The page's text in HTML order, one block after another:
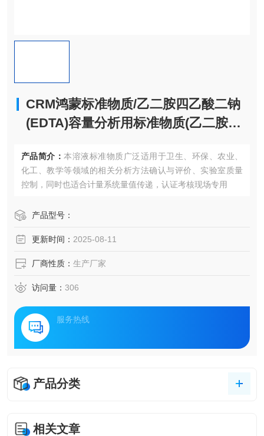
CRM鸿蒙标准物质/乙二胺四乙酸二钠
(EDTA)容量分析用标准物质(乙二胺四
产品简介： 本溶液标准物质广泛适用于卫生、环保、农业、
化工、教学等领域的相关分析方法确认与评价、实验室质量
控制，同时也适合计量系统量值传递，认证考核现场专用
产品型号：
更新时间： 2025-08-11
厂商性质： 生产厂家
访问量： 306
服务热线
产品分类
相关文章